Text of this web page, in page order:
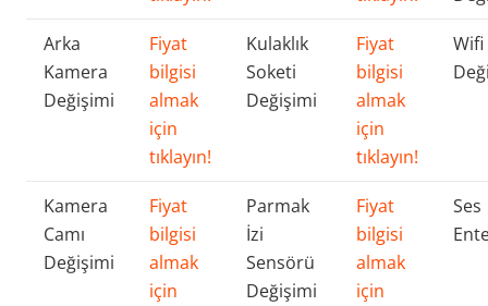
Arka
Kamera
Değişimi
Fiyat
bilgisi
almak
için
tıklayın!
Kulaklık
Soketi
Değişimi
Fiyat
bilgisi
almak
için
tıklayın!
Wifi
Kamera
Camı
Değişimi
Fiyat
bilgisi
almak
için
Parmak
İzi
Sensörü
Değişimi
Fiyat
bilgisi
almak
için
Ses